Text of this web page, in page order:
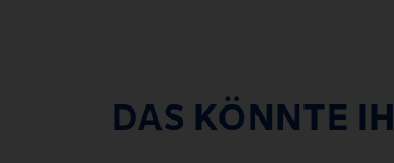
DAS KÖNNTE